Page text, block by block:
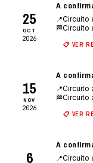
25
OCT
2026
A
📍Circuito
🏁Circuito
📋 VER
15
NOV
2026
A
📍Circuito
🏁Circuito
📋 VER
6
A
📍Circuito